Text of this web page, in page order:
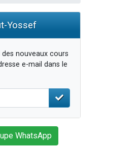
Yossef
nouveaux cours
e-mail dans le
WhatsApp